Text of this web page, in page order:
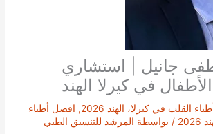
جانيل | استشاري
في كيرلا الهند
القلب في كيرلا، الهند 2026 , افضل أطباء
/ بواسطة المرشد للتنسيق الطبي